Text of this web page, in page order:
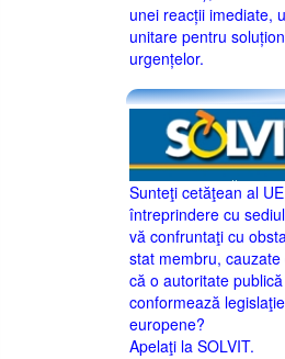
unei reacții imediate,
unitare pentru
urgențelor.
Sunteţi cetăţean al
întreprindere cu
vă confruntaţi cu
stat membru,
că o autoritate
conformează
europene?
Apelaţi la SOLVIT.